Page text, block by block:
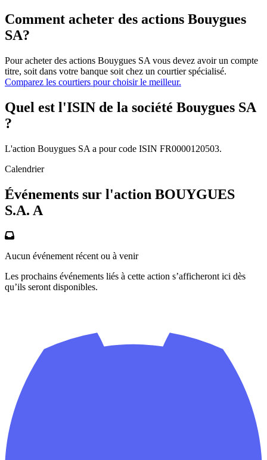
Comment acheter des actions Bouygues
SA?
Pour acheter des actions Bouygues SA vous devez avoir un compte
titre, soit dans votre banque soit chez un courtier spécialisé.
Comparez les courtiers pour choisir le meilleur.
Quel est l'ISIN de la société Bouygues SA
?
L'action Bouygues SA a pour code ISIN FR0000120503.
Calendrier
Événements sur l'action BOUYGUES
S.A. A
Aucun événement récent ou à venir
Les prochains événements liés à cette action s’afficheront ici dès
qu’ils seront disponibles.